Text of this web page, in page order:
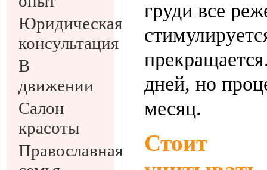
Юридическая
консультация
В
движении
Салон
красоты
Православная
груди все
дней, но
месяц.
Стоит